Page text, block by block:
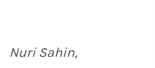
Nuri Sahin,